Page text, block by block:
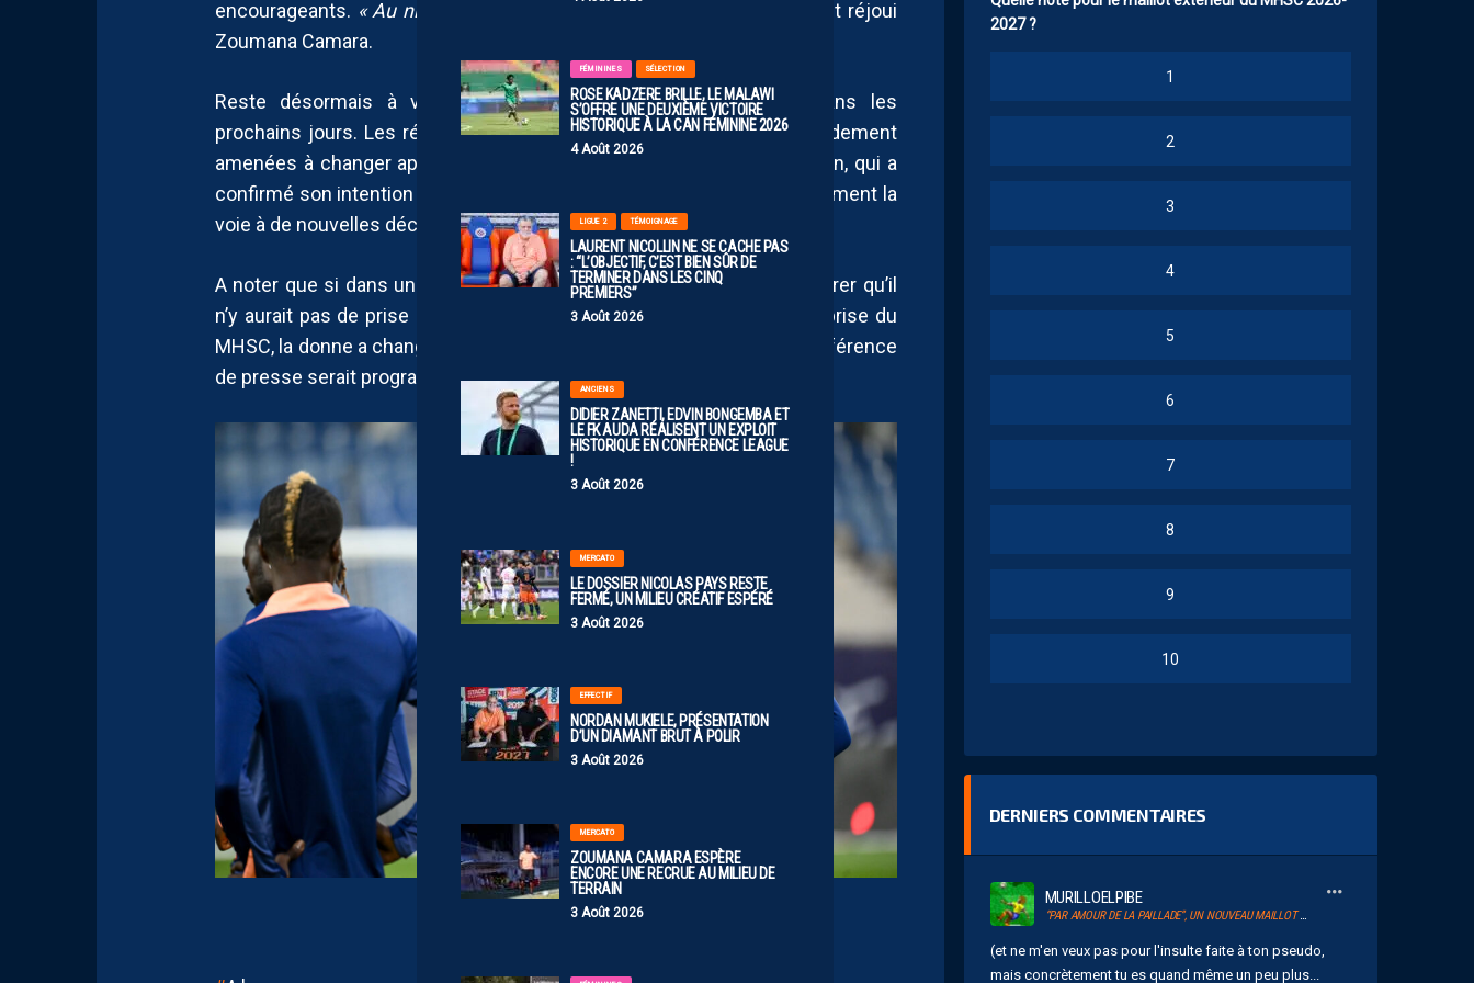
FÉMININES SÉLECTION
ROSE KADZERE BRILLE, LE MALAWI
S’OFFRE UNE DEUXIÈME VICTOIRE
HISTORIQUE À LA CAN FÉMININE 2026
4 Août 2026
LIGUE 2 TÉMOIGNAGE
LAURENT NICOLLIN NE SE CACHE PAS
: “L’OBJECTIF, C’EST BIEN SÛR DE
TERMINER DANS LES CINQ
PREMIERS”
3 Août 2026
ANCIENS
DIDIER ZANETTI, EDVIN BONGEMBA ET
LE FK AUDA RÉALISENT UN EXPLOIT
HISTORIQUE EN CONFÉRENCE LEAGUE
!
3 Août 2026
MERCATO
LE DOSSIER NICOLAS PAYS RESTE
FERMÉ, UN MILIEU CRÉATIF ESPÉRÉ
3 Août 2026
EFFECTIF
NORDAN MUKIELE, PRÉSENTATION
D’UN DIAMANT BRUT À POLIR
3 Août 2026
MERCATO
ZOUMANA CAMARA ESPÈRE
ENCORE UNE RECRUE AU MILIEU DE
TERRAIN
3 Août 2026
encourageants. « Au niveau de l’état de forme, c’est plutôt bien »
, s’est réjoui
Zoumana Camara.
Reste désormais à voir comment cette préparation évoluera dans les
prochains jours. Les récentes annonces pourraient en effet être rapidement
amenées à changer après le dernier communiqué de la famille Nicollin, qui a
confirmé son intention de rester à la tête du MHSC, ouvrant potentiellement la
voie à de nouvelles décisions concernant l’avenir sportif du club.
A noter que si dans un premier temps, Laurent Nicollin semblait déclarer qu’il
n’y aurait pas de prise de parole de sa part dans le cadre de cette reprise du
MHSC, la donne a changé avec le dernier communiqué puisqu’une conférence
de presse serait programmée au mardi 7 juillet à 11h00.
Crédits IconSport
2027 ?
1
2
3
4
5
6
7
8
9
10
DERNIERS COMMENTAIRES
MURILLOELPIBE
“PAR AMOUR DE LA PAILLADE”, UN NOUVEAU MAILLOT POUR LE MHSC
(et ne m'en veux pas pour l'insulte faite à ton pseudo,
mais concrètement tu es quand même un peu plus...